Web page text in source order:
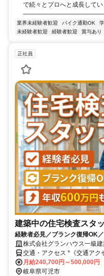
で続々とプロへと成長してい
業界未経験者歓迎 バイク通勤OK
未経験者歓迎
経験者歓迎 賞与あり
正社員
建築中の住宅検査スタ
経験者必見／ブランク復帰OK
株式会社グランハウス一級
交通・アクセス *《交通アクセス
「中央通り
月給240,700円～500,000円
岐阜県可児市